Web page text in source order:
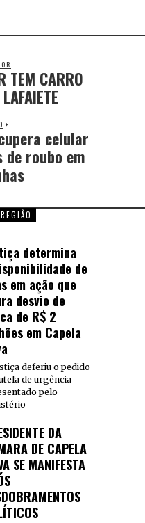
TEM CARRO
celular
roubo em
determina
de
em ação que
desvio de
de R$ 2
em Capela
deferiu o pedido
de urgência
pelo
DA
DE CAPELA
SE MANIFESTA